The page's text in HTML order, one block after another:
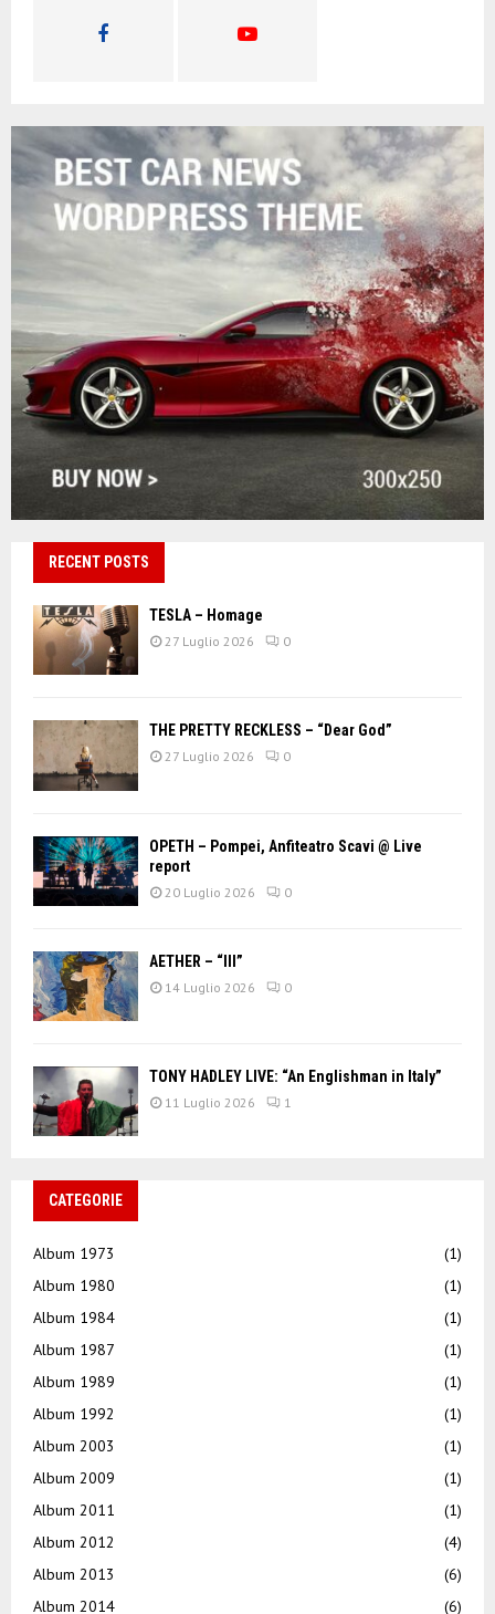
RECENT POSTS
TESLA – Homage
27 Luglio 2026 0
THE PRETTY RECKLESS – “Dear God”
27 Luglio 2026 0
OPETH – Pompei, Anfiteatro Scavi @ Live
report
20 Luglio 2026 0
AETHER – “III”
14 Luglio 2026 0
TONY HADLEY LIVE: “An Englishman in Italy”
11 Luglio 2026 1
CATEGORIE
Album 1973
(1)
Album 1980
(1)
Album 1984
(1)
Album 1987
(1)
Album 1989
(1)
Album 1992
(1)
Album 2003
(1)
Album 2009
(1)
Album 2011
(1)
Album 2012
(4)
Album 2013
(6)
Album 2014
(6)